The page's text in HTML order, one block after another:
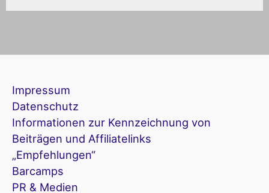
Impressum
Datenschutz
Informationen zur Kennzeichnung von
Beiträgen und Affiliatelinks
„Empfehlungen“
Barcamps
PR & Medien